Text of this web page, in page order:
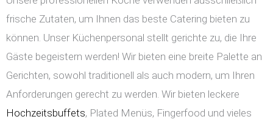
frische Zutaten, um Ihnen das beste Catering bieten zu
können. Unser Küchenpersonal stellt gerichte zu, die Ihre
Gäste begeistern werden! Wir bieten eine breite Palette an
Gerichten, sowohl traditionell als auch modern, um Ihren
Anforderungen gerecht zu werden. Wir bieten leckere
Hochzeitsbuffets, Plated Menüs, Fingerfood und vieles